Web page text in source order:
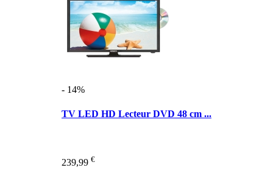
- 14%
TV LED HD Lecteur DVD 48 cm ...
239,99 €